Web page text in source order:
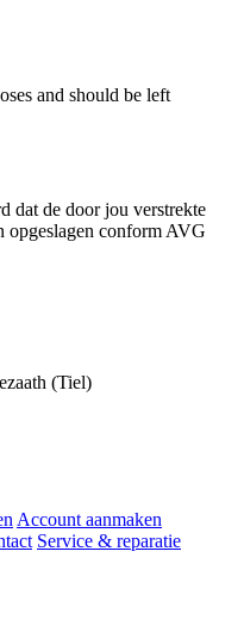
and should be left
dat de door jou verstrekte
opgeslagen conform AVG
(Tiel)
Account aanmaken
Service & reparatie